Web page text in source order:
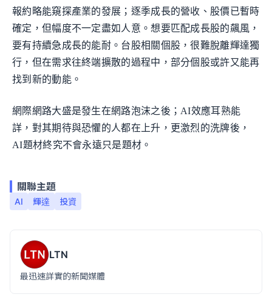
報約略能窺探產業的發展；逐季成長的營收、股價已暫時
確定，但幅度不一定盡如人意。想要匹配成長股的飆風，
要有持續急成長的能耐。台股相關個股，很難脫離輝達獨
行，但在需求往終端擴散的過程中，部分個股或許又能再
找到新的動能。
網際網路大盛是發生在網路泡沫之後；AI效應耳熟能
詳，對其期待與恐懼的人都在上升，更激烈的洗牌後，
AI題材終究不會永遠只是題材。
關聯主題
AI 輝達 投資
LTN
最迅速詳實的新聞媒體